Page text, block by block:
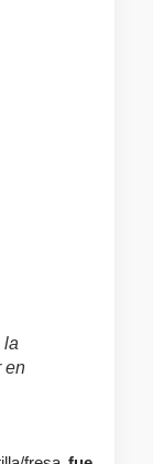
la
en